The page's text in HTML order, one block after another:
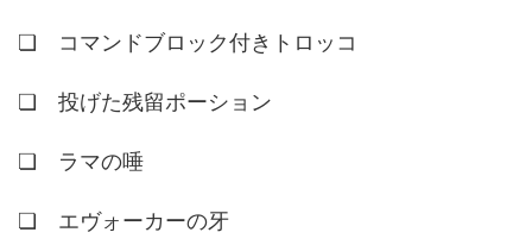
❏ コマンドブロック付きトロッコ
❏ 投げた残留ポーション
❏ ラマの唾
❏ エヴォーカーの牙